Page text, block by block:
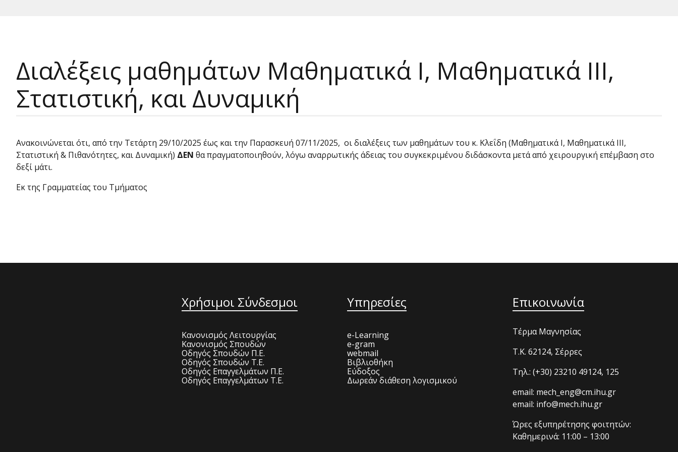
Διαλέξεις μαθημάτων Μαθηματικά Ι, Μαθηματικά ΙΙΙ,
Στατιστική, και Δυναμική
Ανακοινώνεται ότι, από την Τετάρτη 29/10/2025 έως και την Παρασκευή 07/11/2025, οι διαλέξεις των μαθημάτων του κ. Κλεΐδη (Μαθηματικά Ι, Μαθηματικά ΙΙΙ,
Στατιστική & Πιθανότητες, και Δυναμική) ΔΕΝ θα πραγματοποιηθούν, λόγω αναρρωτικής άδειας του συγκεκριμένου διδάσκοντα μετά από χειρουργική επέμβαση στο
δεξί μάτι.
Εκ της Γραμματείας του Τμήματος
Χρήσιμοι Σύνδεσμοι
Κανονισμός Λειτουργίας
Κανονισμός Σπουδών
Οδηγός Σπουδών Π.Ε.
Οδηγός Σπουδών Τ.Ε.
Οδηγός Επαγγελμάτων Π.Ε.
Οδηγός Επαγγελμάτων Τ.Ε.
Υπηρεσίες
e-Learning
e-gram
webmail
Βιβλιοθήκη
Εύδοξος
Δωρεάν διάθεση λογισμικού
Επικοινωνία
Τέρμα Μαγνησίας
T.K. 62124, Σέρρες
Τηλ.: (+30) 23210 49124, 125
email: mech_eng@cm.ihu.gr
email: info@mech.ihu.gr
Ώρες εξυπηρέτησης φοιτητών:
Καθημερινά: 11:00 – 13:00